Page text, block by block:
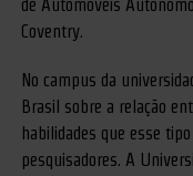
de Automóveis
Coventry.
No campus da
Brasil sobre a relação
habilidades que esse
pesquisadores. A